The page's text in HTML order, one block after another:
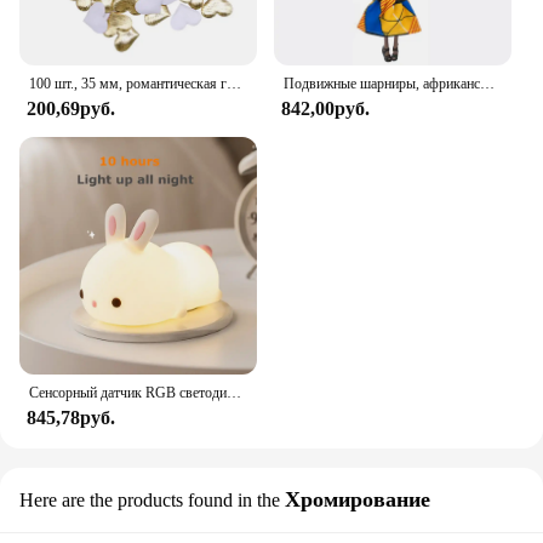
100 шт., 35 мм, романтическая губка, атласная ткань, лепестки в форме сердца, свадебные конфетти, настольная кровать, лепестки в форме сердца, свадебное украшение на день Святого Валентина
200,69руб.
Подвижные шарниры, африканская черная кукла для американских кукол, аксессуары, тело Nudy с одеждой для Барби, игрушка для девочки, ролевая детская игрушка, подарок
842,00руб.
Сенсорный датчик RGB светодиодный ночник с кроликом, 16 цветов, USB перезаряжаемая силиконовая лампа в виде кролика для детей, детские игрушки, подарок на фестиваль
845,78руб.
Here are the products found in the Хромирование